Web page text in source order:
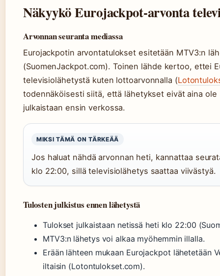
Näkyykö Eurojackpot-arvonta
Arvonnan seuranta mediassa
Eurojackpotin arvontatulokset esitetään MTV3:n
(SuomenJackpot.com). Toinen lähde kertoo, ettei
televisiolähetystä kuten lottoarvonnalla (
todennäköisesti siitä, että lähetykset eivät aina ole
julkaistaan ensin verkossa.
MIKSI TÄMÄ ON TÄRKEÄÄ
Jos haluat nähdä arvonnan heti, kannattaa
klo 22:00, sillä televisiolähetys saattaa viivästyä.
Tulosten julkistus ennen lähetystä
Tulokset julkaistaan netissä heti klo 22:00
MTV3:n lähetys voi alkaa myöhemmin illalla.
Erään lähteen mukaan Eurojackpot lähetetään
iltaisin (Lotontulokset.com).